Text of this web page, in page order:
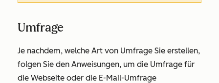
Umfrage
Je nachdem, welche Art von Umfrage Sie erstellen,
folgen Sie den Anweisungen, um die Umfrage für
die Webseite oder die E-Mail-Umfrage